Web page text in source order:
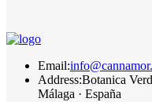
Email:
Address:Botanica
Málaga · España